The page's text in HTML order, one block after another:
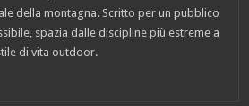
della montagna. Scritto per un pubblico
spazia dalle discipline più estreme a
di vita outdoor.